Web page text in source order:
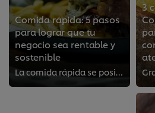
Comida rápida: 5 pasos
para lograr que tu
negocio sea rentable y
sostenible
La comida rápida se posiciona entre las preferidas de los colombianos. Por eso, existe un mercado muy amplio, lo que se traduce...
3